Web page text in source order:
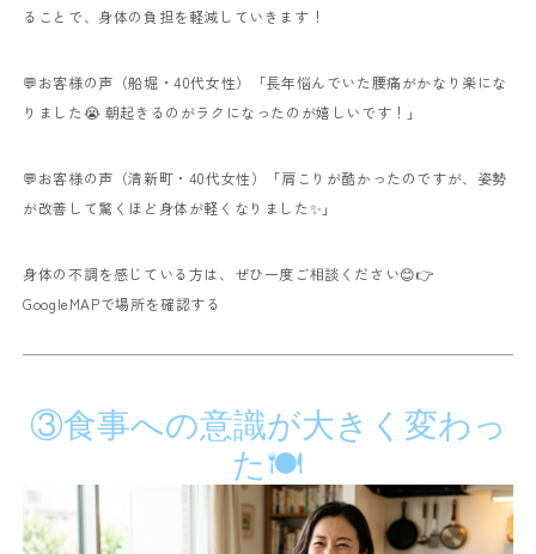
ることで、身体の負担を軽減していきます！
💬お客様の声（船堀・40代女性）
「長年悩んでいた腰痛がかなり楽にな
りました😭 朝起きるのがラクになったのが嬉しいです！」
💬お客様の声（清新町・40代女性）
「肩こりが酷かったのですが、姿勢
が改善して驚くほど身体が軽くなりました✨」
身体の不調を感じている方は、ぜひ一度ご相談ください😊👉
GoogleMAPで場所を確認する
③食事への意識が大きく変わっ
た🍽️